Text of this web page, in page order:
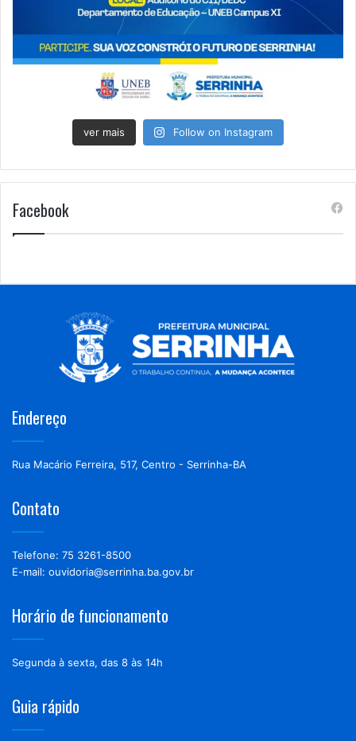
ver mais Follow on Instagram
Facebook
Endereço
Rua Macário Ferreira, 517, Centro - Serrinha-BA
Contato
Telefone: 75 3261-8500
E-mail: ouvidoria@serrinha.ba.gov.br
Horário de funcionamento
Segunda à sexta, das 8 às 14h
Guia rápido